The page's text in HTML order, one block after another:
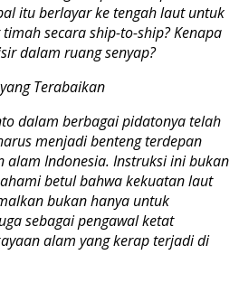
itu berlayar ke tengah laut untuk
secara ship-to-ship? Kenapa
dalam ruang senyap?
Terabaikan
dalam berbagai pidatonya telah
menjadi benteng terdepan
alam Indonesia. Instruksi ini bukan
betul bahwa kekuatan laut
bukan hanya untuk
sebagai pengawal ketat
alam yang kerap terjadi di